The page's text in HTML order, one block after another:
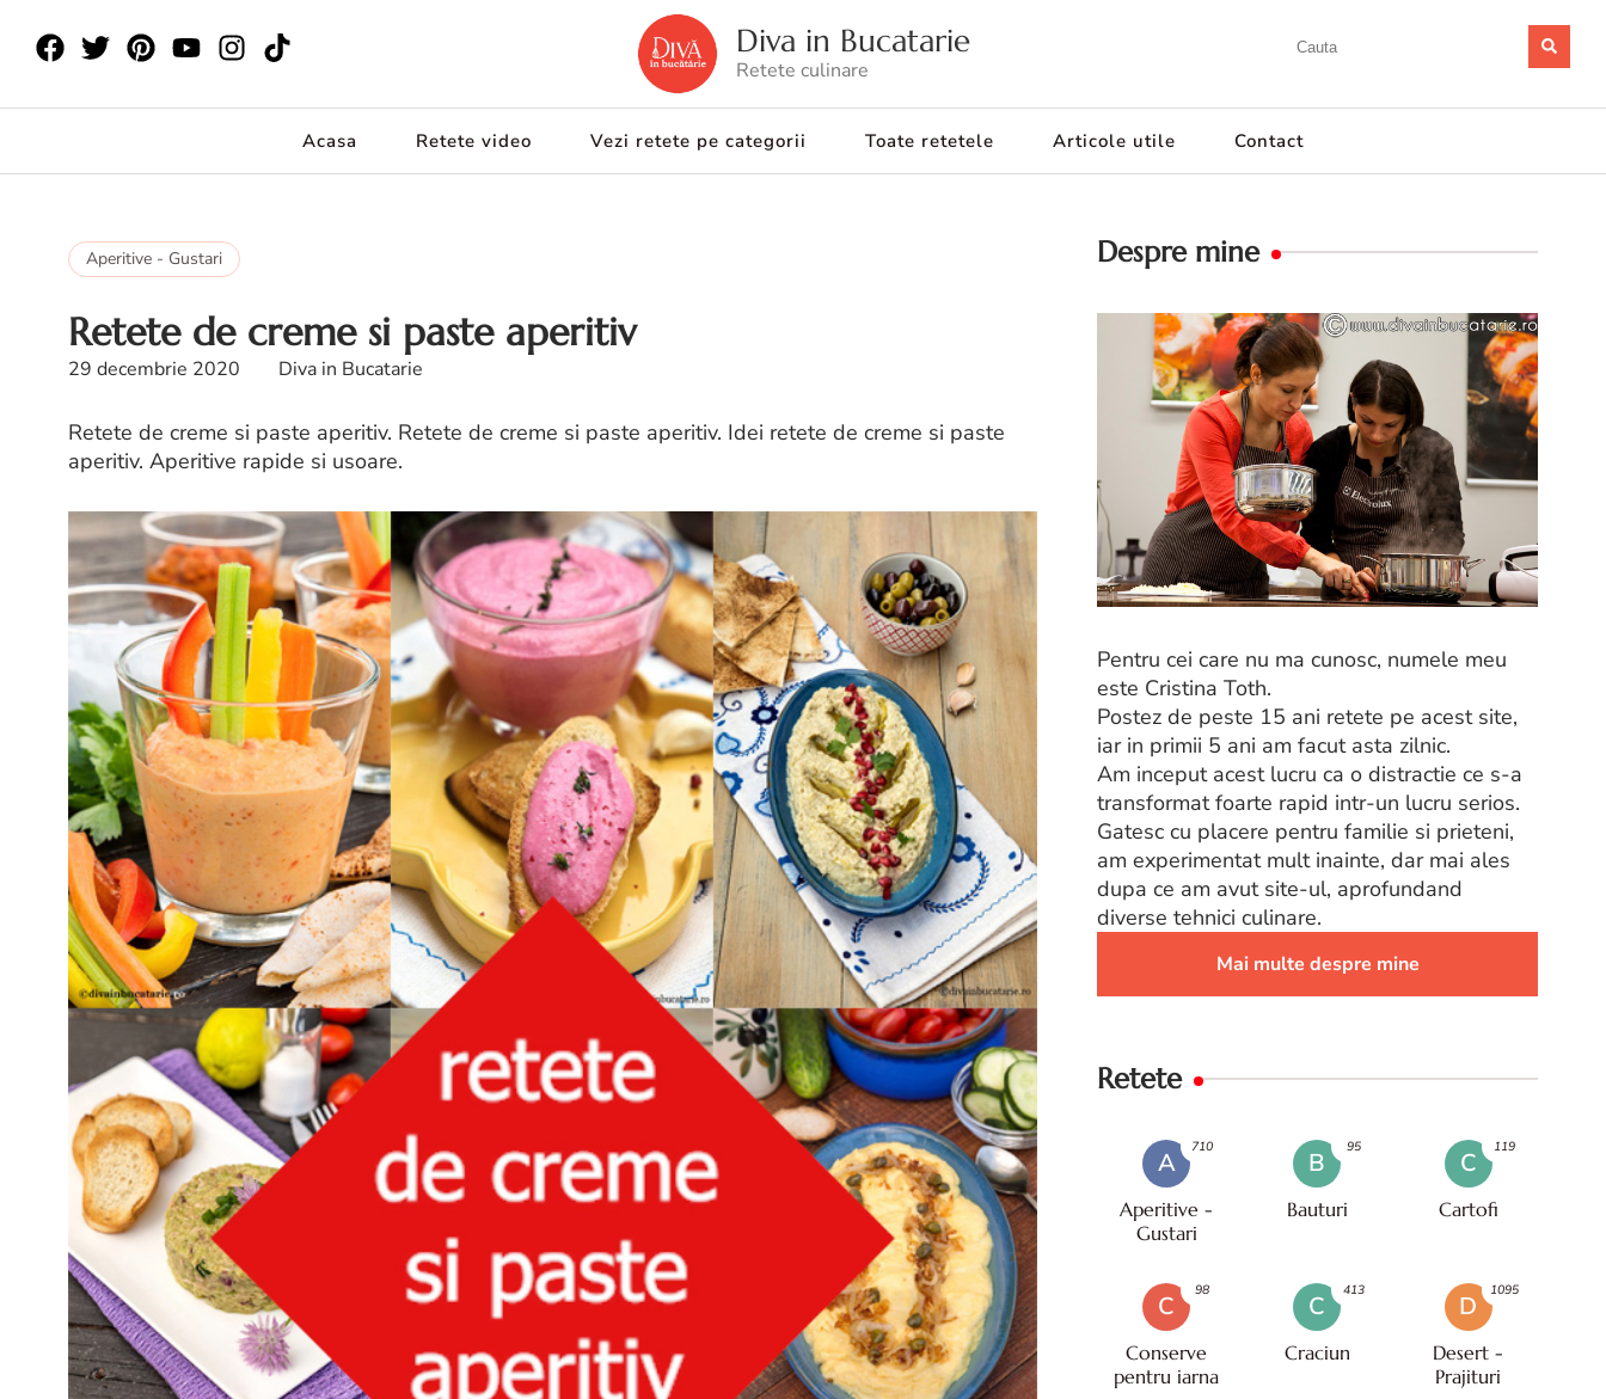
Diva in Bucatarie
Retete culinare
Acasa Retete video Vezi retete pe categorii Toate retetele Articole utile Contact
Aperitive - Gustari
Retete de creme si paste aperitiv
29 decembrie 2020 Diva in Bucatarie
Retete de creme si paste aperitiv. Retete de creme si paste aperitiv. Idei retete de creme si paste
aperitiv. Aperitive rapide si usoare.
Despre mine
Pentru cei care nu ma cunosc, numele meu
este Cristina Toth.
Postez de peste 15 ani retete pe acest site,
iar in primii 5 ani am facut asta zilnic.
Am inceput acest lucru ca o distractie ce s-a
transformat foarte rapid intr-un lucru serios.
Gatesc cu placere pentru familie si prieteni,
am experimentat mult inainte, dar mai ales
dupa ce am avut site-ul, aprofundand
diverse tehnici culinare.
Mai multe despre mine
Retete
A
Aperitive -
Gustari
710
B
Bauturi
95
C
Cartofi
119
C
Conserve
pentru iarna
98
C
Craciun
413
D
Desert -
Prajituri
1095